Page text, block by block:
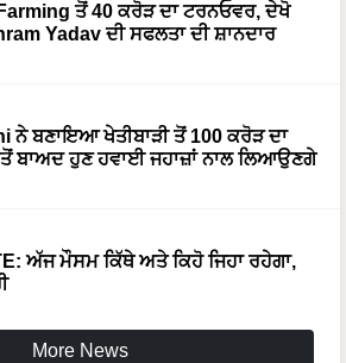
ਤੋਂ 40 ਕਰੋੜ ਦਾ ਟਰਨਓਵਰ, ਦੇਖੋ
Yadav ਦੀ ਸਫਲਤਾ ਦੀ ਸ਼ਾਨਦਾਰ
ਨੇ ਬਣਾਇਆ ਖੇਤੀਬਾੜੀ ਤੋਂ 100 ਕਰੋੜ ਦਾ
ਤੋਂ ਬਾਅਦ ਹੁਣ ਹਵਾਈ ਜਹਾਜ਼ਾਂ ਨਾਲ ਲਿਆਉਣਗੇ
ਅੱਜ ਮੌਸਮ ਕਿੱਥੇ ਅਤੇ ਕਿਹੋ ਜਿਹਾ ਰਹੇਗਾ,
More News